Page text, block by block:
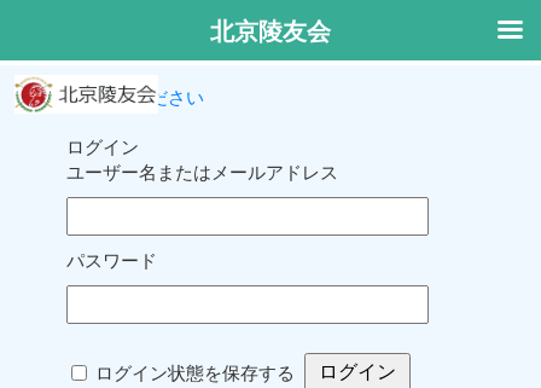
ログインしてください
ログイン
ユーザー名またはメールアドレス
パスワード
ログイン状態を保存する
北京陵友会